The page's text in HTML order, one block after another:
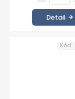
Detail
Kód: